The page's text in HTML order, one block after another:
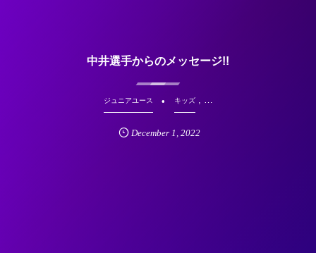
中井選手からのメッセージ!!
ジュニアユース キッズ, …
December 1 , 2022